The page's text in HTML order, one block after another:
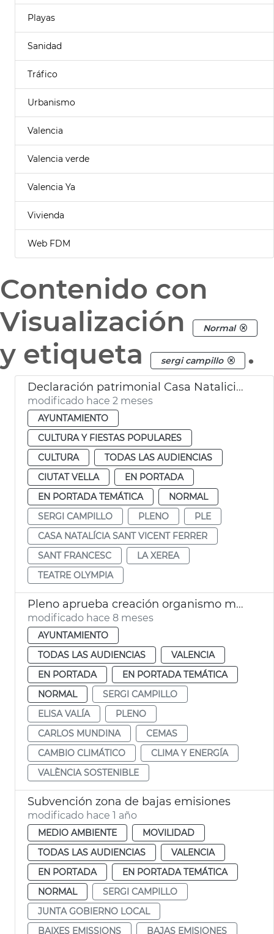
Playas
Sanidad
Tráfico
Urbanismo
Valencia
Valencia verde
Valencia Ya
Vivienda
Web FDM
Contenido con
Visualización
Normal
y etiqueta sergi campillo .
Declaración patrimonial Casa Natalicia San Vicente Ferrer y Teatro Olympia València
modificado hace 2 meses
AYUNTAMIENTO
CULTURA Y FIESTAS POPULARES
CULTURA
TODAS LAS AUDIENCIAS
CIUTAT VELLA
EN PORTADA
EN PORTADA TEMÁTICA
NORMAL
SERGI CAMPILLO
PLENO
PLE
CASA NATALÍCIA SANT VICENT FERRER
SANT FRANCESC
LA XEREA
TEATRE OLYMPIA
Pleno aprueba creación organismo municipal València Sostenible
modificado hace 8 meses
AYUNTAMIENTO
TODAS LAS AUDIENCIAS
VALENCIA
EN PORTADA
EN PORTADA TEMÁTICA
NORMAL
SERGI CAMPILLO
ELISA VALÍA
PLENO
CARLOS MUNDINA
CEMAS
CAMBIO CLIMÁTICO
CLIMA Y ENERGÍA
VALÈNCIA SOSTENIBLE
Subvención zona de bajas emisiones
modificado hace 1 año
MEDIO AMBIENTE
MOVILIDAD
TODAS LAS AUDIENCIAS
VALENCIA
EN PORTADA
EN PORTADA TEMÁTICA
NORMAL
SERGI CAMPILLO
JUNTA GOBIERNO LOCAL
BAIXES EMISSIONS
BAJAS EMISIONES